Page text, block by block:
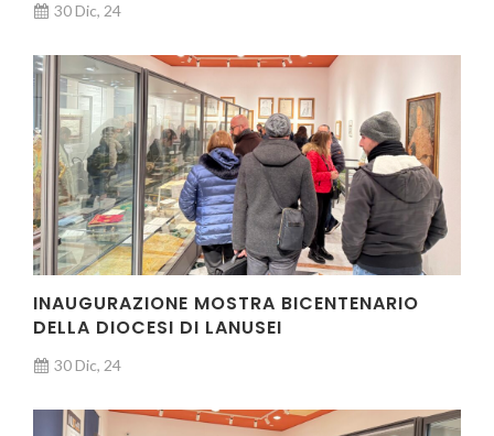
30 Dic, 24
INAUGURAZIONE MOSTRA BICENTENARIO
DELLA DIOCESI DI LANUSEI
30 Dic, 24